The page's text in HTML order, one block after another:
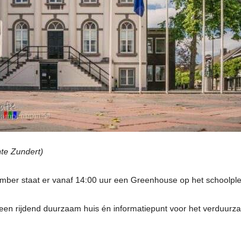
Zundert)
staat er vanaf 14:00 uur een Greenhouse op het
rijdend duurzaam huis én informatiepunt voor het